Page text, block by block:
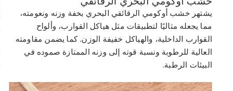
يشتهر خشب أوكومي الرقائقي البحري بخفة وزنه ونعومته،
مما يجعله مثاليًا لتطبيقات مثل هياكل القوارب، وألواح
القوارب الداخلية، والهياكل خفيفة الوزن. كما يضمن مقاومته
العالية للرطوبة ونسبة قوته إلى وزنه الممتازة صموده في
البيئات الرطبة.